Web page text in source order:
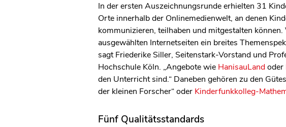
In der ersten Auszeichnungsrunde erhielten 31
Orte innerhalb der Onlinemedienwelt, an denen
kommunizieren, teilhaben und mitgestalten
ausgewählten Internetseiten ein breites
sagt Friederike Siller, Seitenstark-Vorstand und
Hochschule Köln. „Angebote wie HanisauLandoder
den Unterricht sind.“ Daneben gehören zu den
der kleinen Forscher“ oder Kinderfunkkolleg-
Fünf Qualitätsstandards